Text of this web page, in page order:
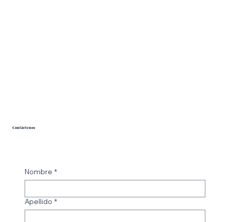
Nombre *
Apellido *
Contáctenos